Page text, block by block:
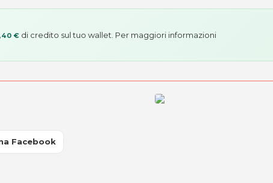
€ di credito sul tuo wallet. Per maggiori informazioni
Facebook